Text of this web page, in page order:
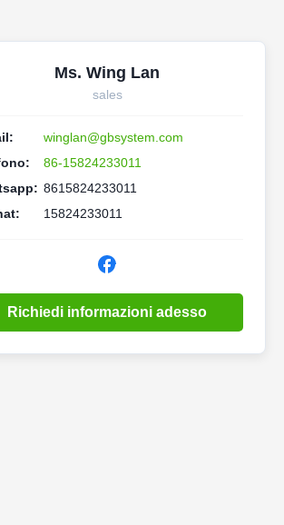
Ms. Wing Lan
sales
winglan@gbsystem.com
86-15824233011
8615824233011
15824233011
Richiedi informazioni adesso